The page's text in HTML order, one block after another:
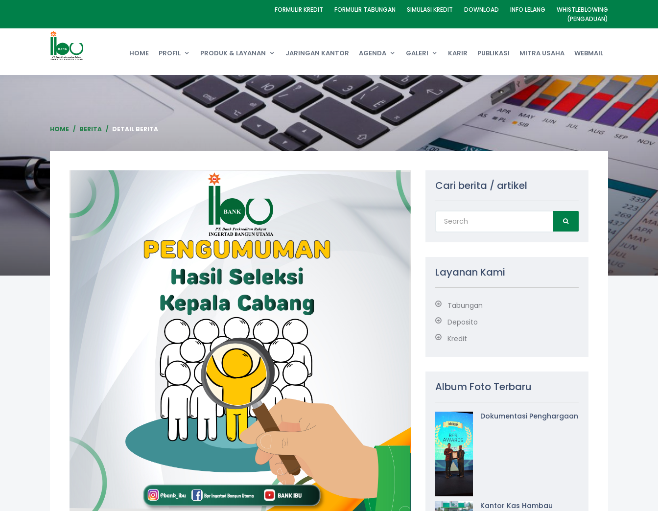
FORMULIR KREDIT FORMULIR TABUNGAN SIMULASI KREDIT DOWNLOAD INFO LELANG
WHISTLEBLOWING
(PENGADUAN)
HOME PROFIL PRODUK & LAYANAN JARINGAN KANTOR AGENDA GALERI KARIR PUBLIKASI MITRA USAHA WEBMAIL
HOME BERITA DETAIL BERITA
Cari berita / artikel
Layanan Kami
Tabungan
Deposito
Kredit
Album Foto Terbaru
Dokumentasi Penghargaan
Kantor Kas Hambau